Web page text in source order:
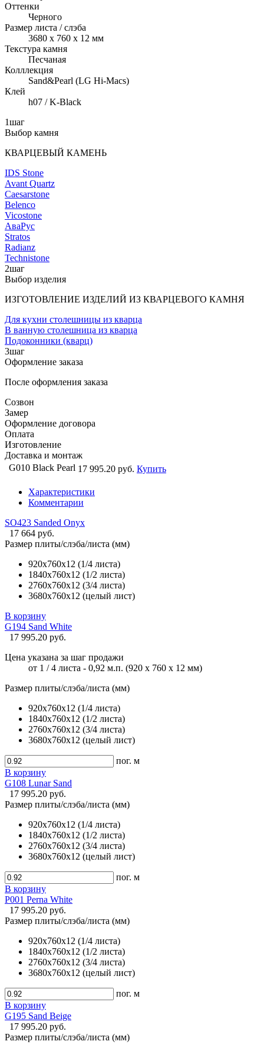
Оттенки
Черного
Размер листа / слэба
3680 x 760 x 12 мм
Текстура камня
Песчаная
Колллекция
Sand&Pearl (LG Hi-Macs)
Клей
h07 / K-Black
1шаг
Выбор камня
КВАРЦЕВЫЙ КАМЕНЬ
IDS Stone
Avant Quartz
Caesarstone
Belenco
Vicostone
АваРус
Stratos
Radianz
Technistone
2шаг
Выбор изделия
ИЗГОТОВЛЕНИЕ ИЗДЕЛИЙ ИЗ КВАРЦЕВОГО КАМНЯ
Для кухни столешницы из кварца
В ванную столешница из кварца
Подоконники (кварц)
3шаг
Оформление заказа
После оформления заказа
Созвон
Замер
Оформление договора
Оплата
Изготовление
Доставка и монтаж
G010 Black Pearl 17 995.20 руб. Купить
Характеристики
Комментарии
SO423 Sanded Onyx
17 664 руб.
Размер плиты/слэба/листа (мм)
920х760х12 (1/4 листа)
1840х760х12 (1/2 листа)
2760х760х12 (3/4 листа)
3680х760х12 (целый лист)
В корзину
G194 Sand White
17 995.20 руб.
Цена указана за шаг продажи
от 1 / 4 листа - 0,92 м.п. (920 х 760 х 12 мм)
Размер плиты/слэба/листа (мм)
920х760х12 (1/4 листа)
1840х760х12 (1/2 листа)
2760х760х12 (3/4 листа)
3680х760х12 (целый лист)
пог. м
В корзину
G108 Lunar Sand
17 995.20 руб.
Размер плиты/слэба/листа (мм)
920х760х12 (1/4 листа)
1840х760х12 (1/2 листа)
2760х760х12 (3/4 листа)
3680х760х12 (целый лист)
пог. м
В корзину
P001 Perna White
17 995.20 руб.
Размер плиты/слэба/листа (мм)
920х760х12 (1/4 листа)
1840х760х12 (1/2 листа)
2760х760х12 (3/4 листа)
3680х760х12 (целый лист)
пог. м
В корзину
G195 Sand Beige
17 995.20 руб.
Размер плиты/слэба/листа (мм)